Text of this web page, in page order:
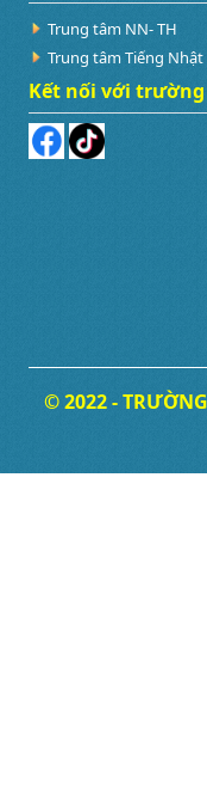
Trung tâm NN- TH
Trung tâm Tiếng Nhật
Kết nối với trường
© 2022 -